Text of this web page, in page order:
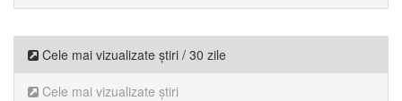
Cele mai vizualizate știri / 30 zile
Cele mai vizualizate știri